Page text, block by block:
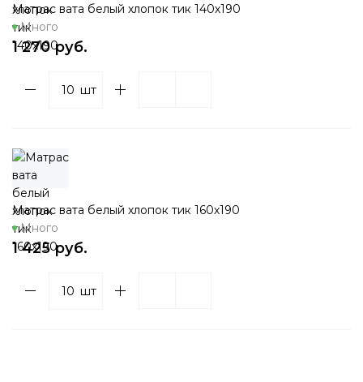
Матрас вата белый хлопок тик 140х190
Много
1 270 руб.
шт
Матрас вата белый хлопок тик 160х190
Много
1 425 руб.
шт